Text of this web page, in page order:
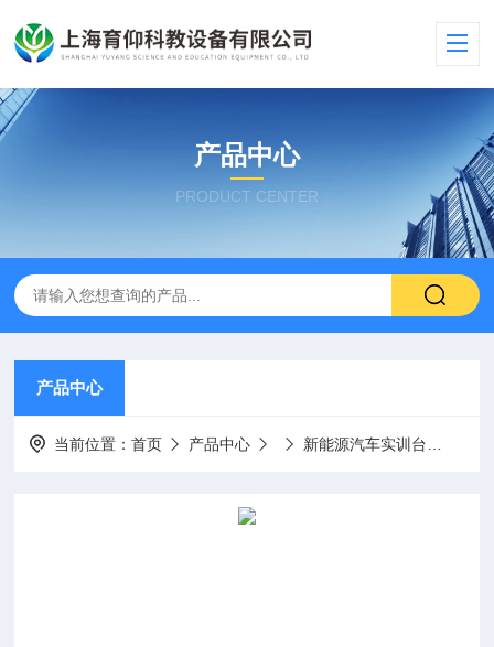
产品中心
PRODUCT CENTER
产品中心
当前位置：首页 产品中心 新能源汽车实训台